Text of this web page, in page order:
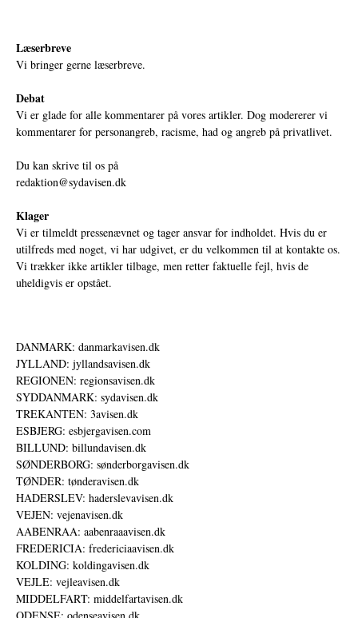
Læserbreve
Vi bringer gerne læserbreve.
Debat
Vi er glade for alle kommentarer på vores artikler. Dog modererer vi
kommentarer for personangreb, racisme, had og angreb på privatlivet.
Du kan skrive til os på
redaktion@sydavisen.dk
Klager
Vi er tilmeldt pressenævnet og tager ansvar for indholdet. Hvis du er
utilfreds med noget, vi har udgivet, er du velkommen til at kontakte os.
Vi trækker ikke artikler tilbage, men retter faktuelle fejl, hvis de
uheldigvis er opstået.
DANMARK: danmarkavisen.dk
JYLLAND: jyllandsavisen.dk
REGIONEN: regionsavisen.dk
SYDDANMARK: sydavisen.dk
TREKANTEN: 3avisen.dk
ESBJERG: esbjergavisen.com
BILLUND: billundavisen.dk
SØNDERBORG: sønderborgavisen.dk
TØNDER: tønderavisen.dk
HADERSLEV: haderslevavisen.dk
VEJEN: vejenavisen.dk
AABENRAA: aabenraaavisen.dk
FREDERICIA: fredericiaavisen.dk
KOLDING: koldingavisen.dk
VEJLE: vejleavisen.dk
MIDDELFART: middelfartavisen.dk